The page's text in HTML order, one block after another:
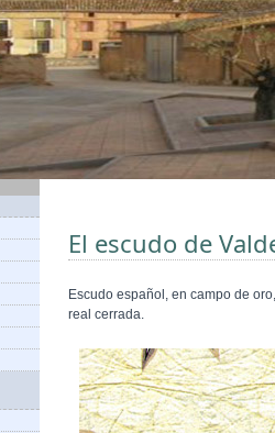
El escudo de
Escudo español, en campo de
real cerrada.